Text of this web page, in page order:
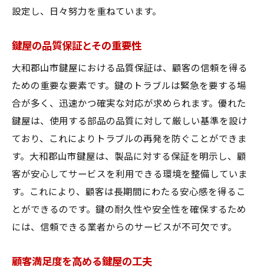
設定し、日々努力を重ねています。
鍵屋の品質保証とその重要性
大和郡山市鍵屋における品質保証は、顧客の信頼を得る
ための重要な要素です。鍵のトラブルは緊急を要する場
合が多く、迅速かつ確実な対応が求められます。優れた
鍵屋は、使用する部品の品質に対して厳しい基準を設け
ており、これによりトラブルの再発を防ぐことができま
す。大和郡山市鍵屋は、製品に対する保証を明示し、顧
客が安心してサービスを利用できる環境を整備していま
す。これにより、顧客は長期間にわたる安心感を得るこ
とができるのです。鍵の耐久性や安全性を確保するため
には、信頼できる業者からのサービスが不可欠です。
顧客満足度を高める鍵屋の工夫